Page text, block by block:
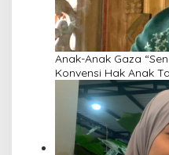
Anak-Anak Gaza
Konvensi Hak Anak